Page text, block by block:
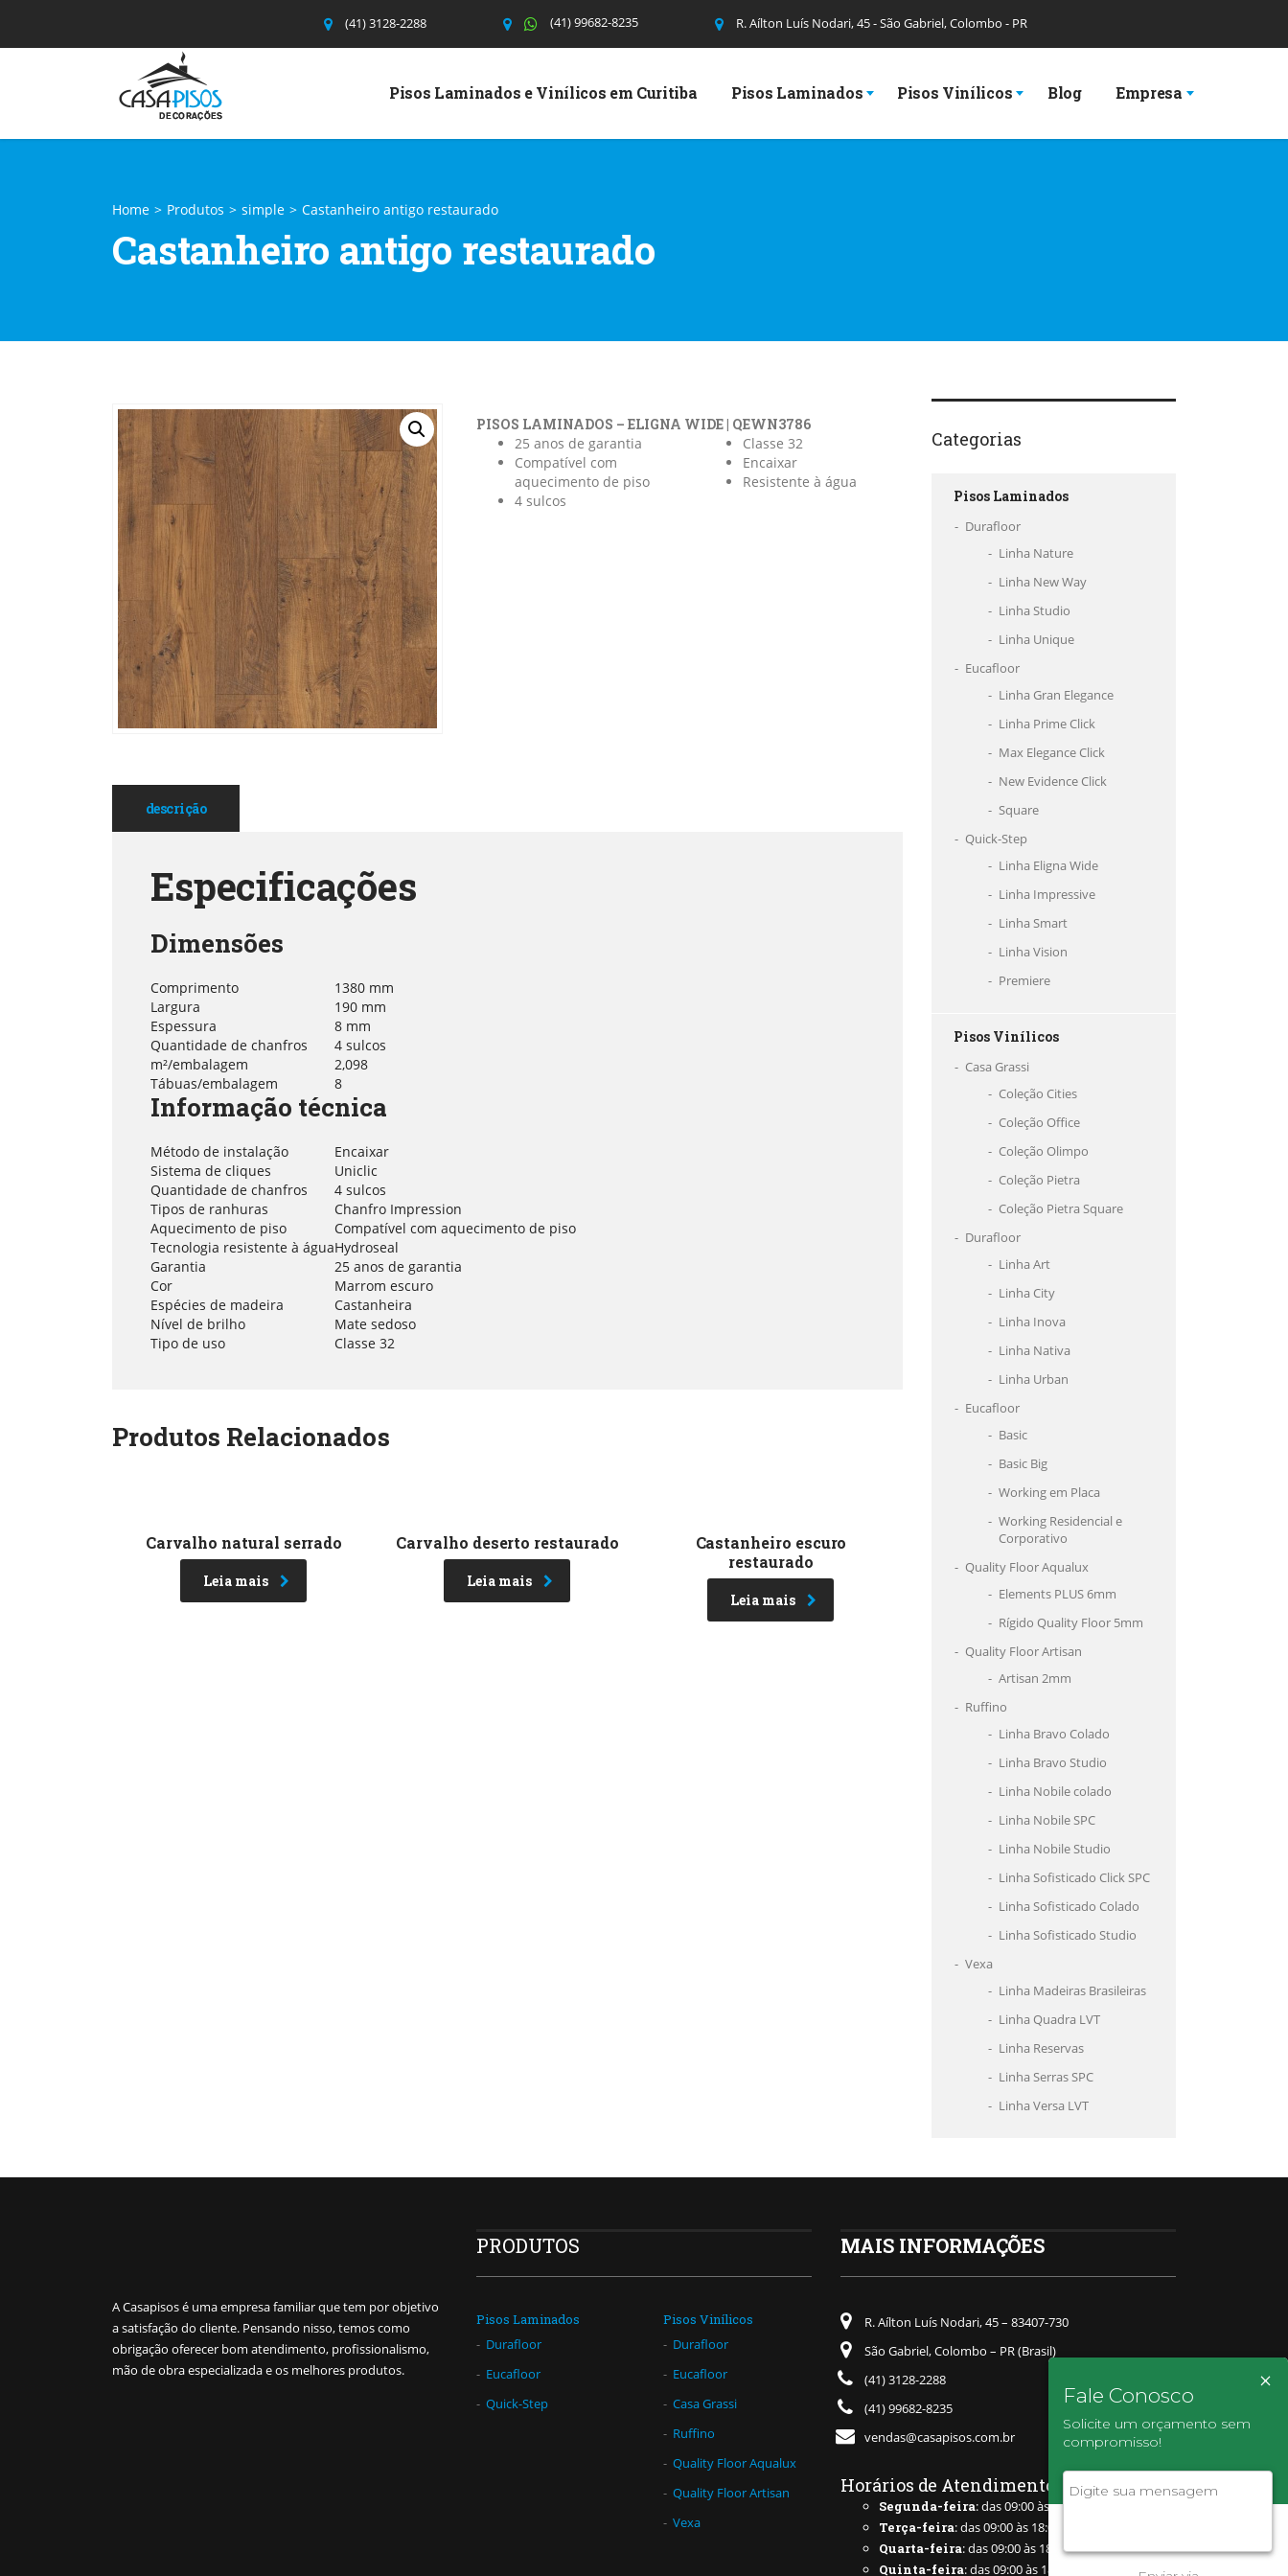
×
Fale Conosco
Solicite um orçamento sem
compromisso!
(41) 3128-2288 (41) 99682-8235 R. Aílton Luís Nodari, 45 - São Gabriel, Colombo - PR
Pisos Laminados e Vinílicos em Curitiba Pisos Laminados Pisos Vinílicos Blog Empresa
Home > Produtos > simple > Castanheiro antigo restaurado
Castanheiro antigo restaurado
PISOS LAMINADOS – ELIGNA WIDE | QEWN3786
25 anos de garantia
Compatível com
aquecimento de piso
4 sulcos
Classe 32
Encaixar
Resistente à água
descrição
Especificações
Dimensões
Comprimento
1380 mm
Largura
190 mm
Espessura
8 mm
Quantidade de chanfros
4 sulcos
m²/embalagem
2,098
Tábuas/embalagem
8
Informação técnica
Método de instalação
Encaixar
Sistema de cliques
Uniclic
Quantidade de chanfros
4 sulcos
Tipos de ranhuras
Chanfro Impression
Aquecimento de piso
Compatível com aquecimento de piso
Tecnologia resistente à águaHydroseal
Garantia
25 anos de garantia
Cor
Marrom escuro
Espécies de madeira
Castanheira
Nível de brilho
Mate sedoso
Tipo de uso
Classe 32
Produtos Relacionados
Carvalho natural serrado
Leia mais
Carvalho deserto restaurado
Leia mais
Castanheiro escuro
restaurado
Leia mais
Categorias
Pisos Laminados
Durafloor
Linha Nature
Linha New Way
Linha Studio
Linha Unique
Eucafloor
Linha Gran Elegance
Linha Prime Click
Max Elegance Click
New Evidence Click
Square
Quick-Step
Linha Eligna Wide
Linha Impressive
Linha Smart
Linha Vision
Premiere
Pisos Vinílicos
Casa Grassi
Coleção Cities
Coleção Office
Coleção Olimpo
Coleção Pietra
Coleção Pietra Square
Durafloor
Linha Art
Linha City
Linha Inova
Linha Nativa
Linha Urban
Eucafloor
Basic
Basic Big
Working em Placa
Working Residencial e
Corporativo
Quality Floor Aqualux
Elements PLUS 6mm
Rígido Quality Floor 5mm
Quality Floor Artisan
Artisan 2mm
Ruffino
Linha Bravo Colado
Linha Bravo Studio
Linha Nobile colado
Linha Nobile SPC
Linha Nobile Studio
Linha Sofisticado Click SPC
Linha Sofisticado Colado
Linha Sofisticado Studio
Vexa
Linha Madeiras Brasileiras
Linha Quadra LVT
Linha Reservas
Linha Serras SPC
Linha Versa LVT
A Casapisos é uma empresa familiar que tem por objetivo
a satisfação do cliente. Pensando nisso, temos como
obrigação oferecer bom atendimento, profissionalismo,
mão de obra especializada e os melhores produtos.
PRODUTOS
Pisos Laminados
Durafloor
Eucafloor
Quick-Step
Pisos Vinílicos
Durafloor
Eucafloor
Casa Grassi
Ruffino
Quality Floor Aqualux
Quality Floor Artisan
Vexa
MAIS INFORMAÇÕES
R. Aílton Luís Nodari, 45 – 83407-730
São Gabriel, Colombo – PR (Brasil)
(41) 3128-2288
(41) 99682-8235
vendas@casapisos.com.br
Horários de Atendimento
Segunda-feira: das 09:00 às 18:00
Terça-feira: das 09:00 às 18:00
Quarta-feira: das 09:00 às 18:00
Quinta-feira: das 09:00 às 18:00